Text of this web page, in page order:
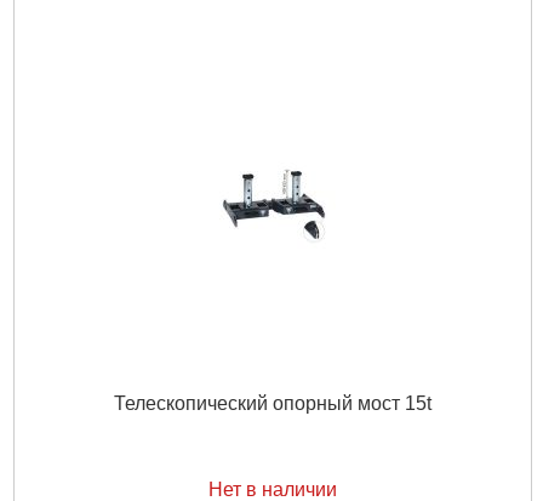
Телескопический опорный мост 15t
Нет в наличии